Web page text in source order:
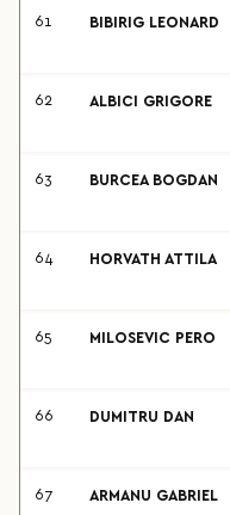
61 BIBIRIG LEONARD
62 ALBICI GRIGORE
63 BURCEA BOGDAN
64 HORVATH ATTILA
65 MILOSEVIC PERO
66 DUMITRU DAN
67 ARMANU GABRIEL